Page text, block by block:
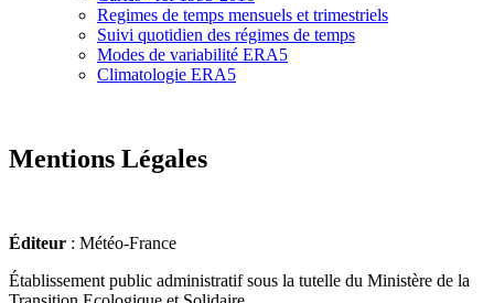
Regimes de temps mensuels et trimestriels
Suivi quotidien des régimes de temps
Modes de variabilité ERA5
Climatologie ERA5
Mentions Légales
Éditeur : Météo-France
Établissement public administratif sous la tutelle du Ministère de la